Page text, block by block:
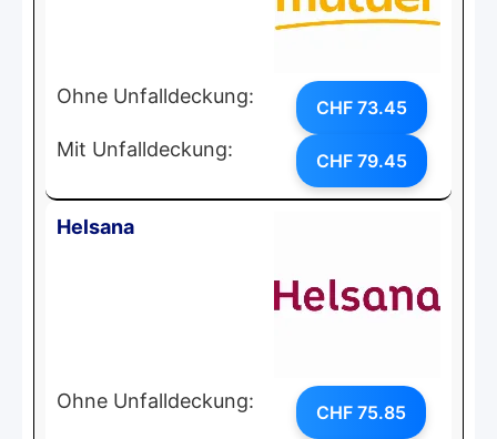
Ohne Unfalldeckung: CHF 73.45
Mit Unfalldeckung: CHF 79.45
Helsana
Ohne Unfalldeckung: CHF 75.85